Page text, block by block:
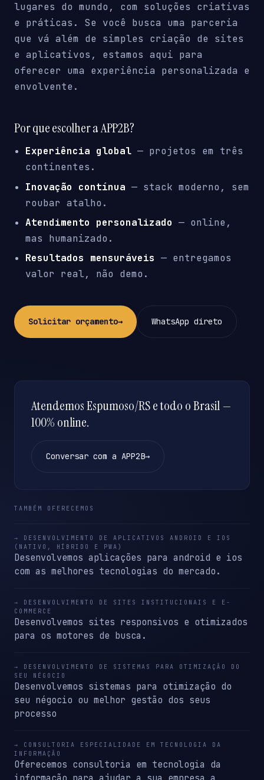
lugares do mundo, com soluções criativas
e práticas. Se você busca uma parceria
que vá além de simples criação de sites
e aplicativos, estamos aqui para
oferecer uma experiência personalizada e
envolvente.
Por que escolher a APP2B?
Experiência global — projetos em três
continentes.
Inovação contínua — stack moderno, sem
roubar atalho.
Atendimento personalizado — online,
mas humanizado.
Resultados mensuráveis — entregamos
valor real, não demo.
Solicitar orçamento→ WhatsApp direto
Atendemos Espumoso/RS e todo o Brasil —
100% online.
Conversar com a APP2B→
TAMBÉM OFERECEMOS
→ DESENVOLVIMENTO DE APLICATIVOS ANDROID E IOS
(NATIVO, HÍBRIDO E PWA)
Desenvolvemos aplicações para android e ios
com as melhores tecnologias do mercado.
→ DESENVOLVIMENTO DE SITES INSTITUCIONAIS E E-
COMMERCE
Desenvolvemos sites responsivos e otimizados
para os motores de busca.
→ DESENVOLVIMENTO DE SISTEMAS PARA OTIMIZAÇÃO DO
SEU NÉGOCIO
Desenvolvemos sistemas para otimização do
seu négocio ou melhor gestão dos seus
processo
→ CONSULTORIA ESPECIALIDADE EM TECNOLOGIA DA
INFORMAÇÃO
Oferecemos consultoria em tecnologia da